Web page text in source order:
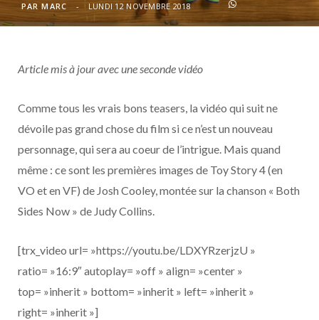
o t
r
)
r
m
e d
d
PAR MARC LUNDI 12 NOVEMBRE 2018
Article mis à jour avec une seconde vidéo
Comme tous les vrais bons teasers, la vidéo qui suit ne
dévoile pas grand chose du film si ce n’est un nouveau
personnage, qui sera au coeur de l’intrigue. Mais quand
même : ce sont les premières images de Toy Story 4 (en
VO et en VF) de Josh Cooley, montée sur la chanson « Both
Sides Now » de Judy Collins.
[trx_video url= »https://youtu.be/LDXYRzerjzU »
ratio= »16:9″ autoplay= »off » align= »center »
top= »inherit » bottom= »inherit » left= »inherit »
right= »inherit »]